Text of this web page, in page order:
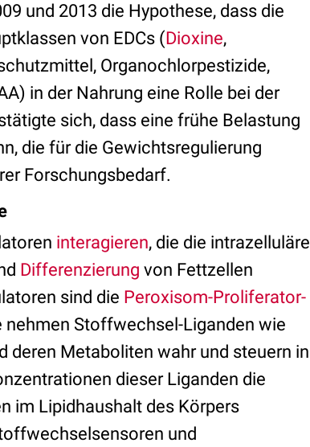
und 2013 die Hypothese, dass die
von EDCs (Dioxine,
Organochlorpestizide,
in der Nahrung eine Rolle bei der
sich, dass eine frühe Belastung
die für die Gewichtsregulierung
Forschungsbedarf.
interagieren, die die intrazelluläre
Differenzierung von Fettzellen
sind die Peroxisom-Proliferator-
nehmen Stoffwechsel-Liganden wie
deren Metaboliten wahr und steuern in
dieser Liganden die
im Lipidhaushalt des Körpers
und